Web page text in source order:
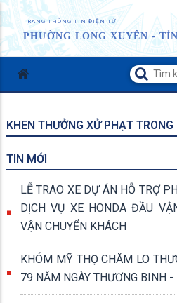
TRANG THÔNG TIN ĐIỆN TỬ
PHƯỜNG LONG XUYÊN -
KHEN THƯỞNG XỬ PHẠT TRONG
TIN MỚI
LỄ TRAO XE DỰ ÁN HỖ TRỢ
DỊCH VỤ XE HONDA ĐẦU
VẬN CHUYỂN KHÁCH
KHÓM MỸ THỌ CHĂM LO
79 NĂM NGÀY THƯƠNG BINH -